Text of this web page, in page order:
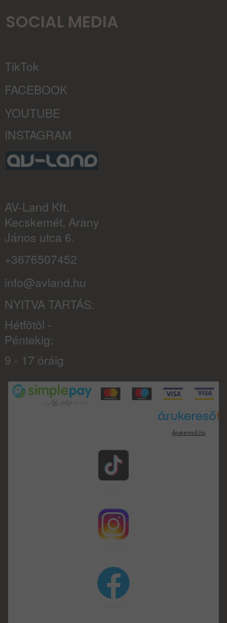
SOCIAL MEDIA
TikTok
FACEBOOK
YOUTUBE
INSTAGRAM
AV-Land Kft.
Kecskemét, Arany
János utca 6.
+3676507452
info@avland.hu
NYITVA TARTÁS:
Hétfõtõl -
Péntekig:
9 - 17 óráig
Árukereső.hu